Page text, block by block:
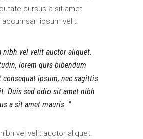
cursus a sit amet
accumsan ipsum velit.
vel velit auctor aliquet.
lorem quis bibendum
ipsum, nec sagittis
Duis sed odio sit amet nibh
a sit amet mauris.
vel velit auctor aliquet.